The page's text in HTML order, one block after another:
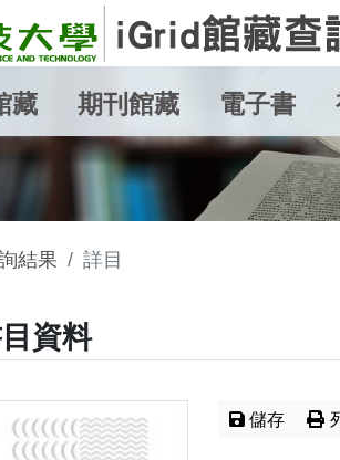
藏 期刊館藏 電子書
結果 詳目
資料
儲存